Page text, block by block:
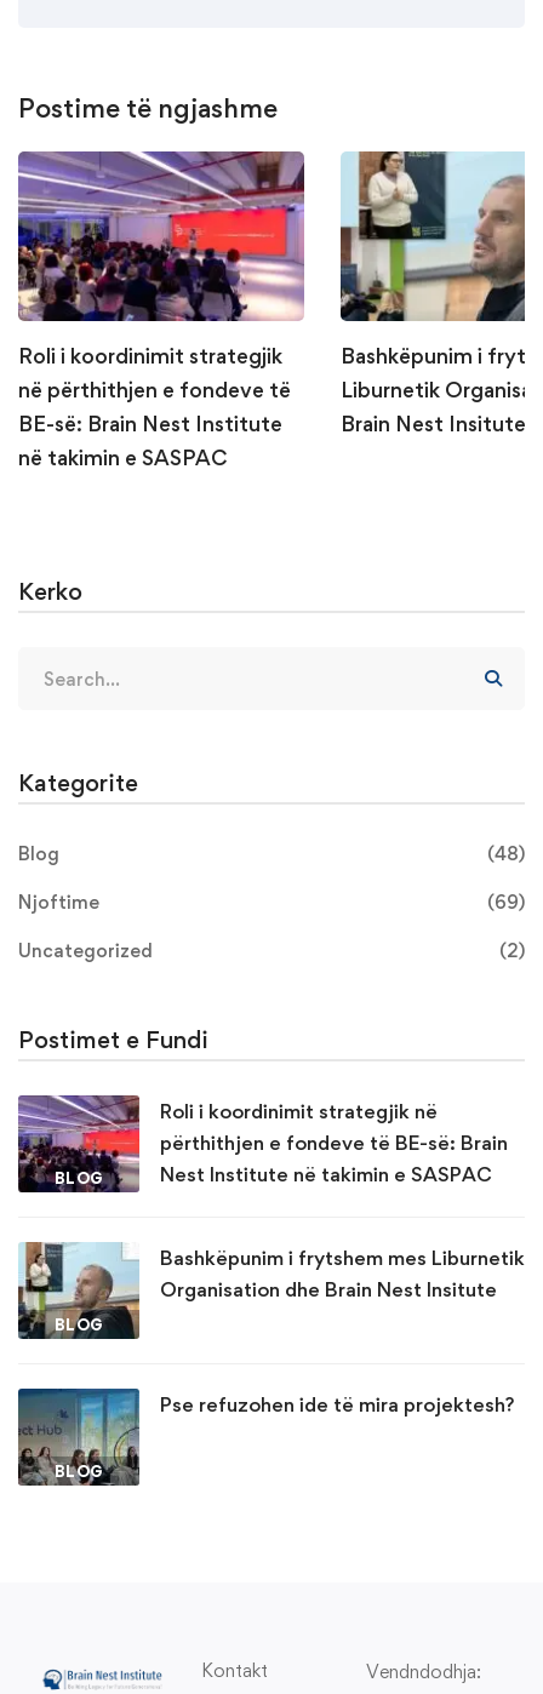
Postime të ngjashme
Roli i koordinimit strategjik
në përthithjen e fondeve të
BE-së: Brain Nest Institute
në takimin e SASPAC
Bashkëpunim i
Liburnetik
Brain Nest Insitute
Kerko
Kategorite
Blog (48)
Njoftime (69)
Uncategorized (2)
Postimet e Fundi
BLOG
Roli i koordinimit strategjik në
përthithjen e fondeve të BE-së: Brain
Nest Institute në takimin e SASPAC
BLOG
Bashkëpunim i frytshem mes Liburnetik
Organisation dhe Brain Nest Insitute
BLOG
Pse refuzohen ide të mira projektesh?
Kontakt
Vendndodhja: